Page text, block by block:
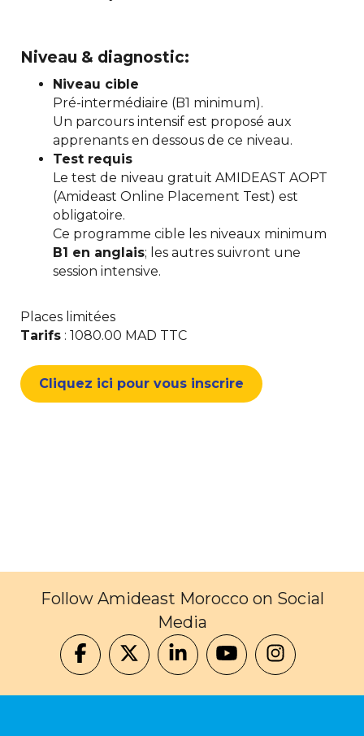
Niveau & diagnostic:
Niveau cible
Pré-intermédiaire (B1 minimum).
Un parcours intensif est proposé aux
apprenants en dessous de ce niveau.
Test requis
Le test de niveau gratuit AMIDEAST AOPT
(Amideast Online Placement Test) est
obligatoire.
Ce programme cible les niveaux minimum
B1 en anglais; les autres suivront une
session intensive.
Places limitées
Tarifs : 1080.00 MAD TTC
Cliquez ici pour vous inscrire
Follow Amideast Morocco on Social
Media